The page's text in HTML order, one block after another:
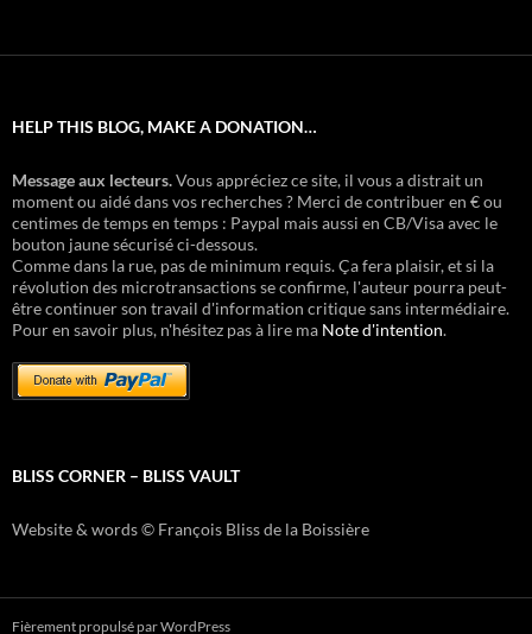
HELP THIS BLOG, MAKE A DONATION…
Message aux lecteurs.Vous appréciez ce site, il vous a distrait un
moment ou aidé dans vos recherches ? Merci de contribuer en € ou
centimes de temps en temps : Paypal mais aussi en CB/Visa avec le
bouton jaune sécurisé ci-dessous.
Comme dans la rue, pas de minimum requis. Ça fera plaisir, et si la
révolution des microtransactions se confirme, l'auteur pourra peut-
être continuer son travail d'information critique sans intermédiaire.
Pour en savoir plus, n'hésitez pas à lire ma Note d'intention.
BLISS CORNER – BLISS VAULT
Website & words © François Bliss de la Boissière
Fièrement propulsé par WordPress